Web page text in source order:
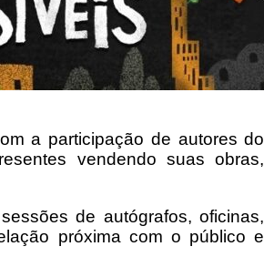
a participação de autores do
vendendo suas obras,
de autógrafos, oficinas,
próxima com o público e